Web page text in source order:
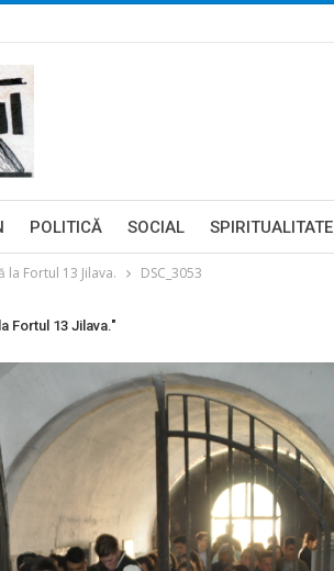
POLITICĂ SOCIAL SPIRITUALITATE
la Fortul 13 Jilava. DSC_3053
Fortul 13 Jilava."